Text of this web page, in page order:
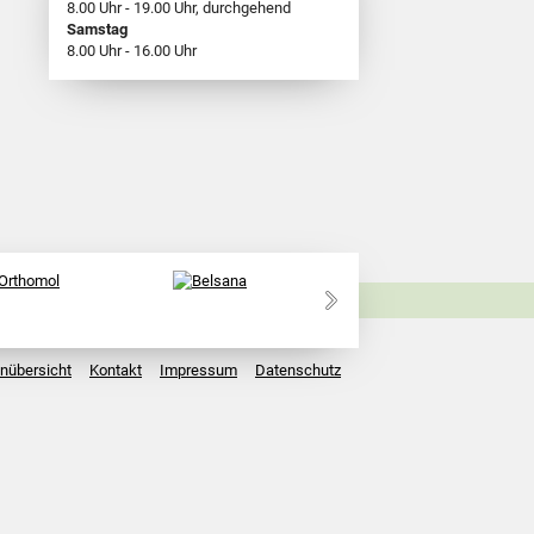
8.00 Uhr - 19.00 Uhr, durchgehend
Samstag
8.00 Uhr - 16.00 Uhr
Kontakt Impressum Datenschutz